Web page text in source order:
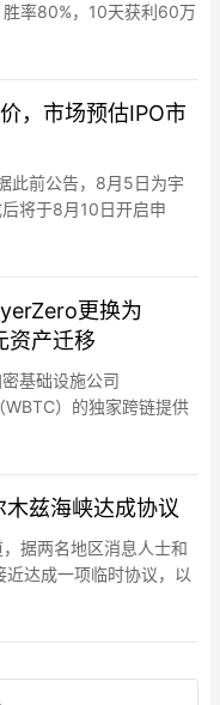
率80%，10天获利60万
10分钟前再次开启
开仓价1874.2美元，每
，市场预估IPO市
此前公告，8月5日为宇
将于8月10日开启申
截止日为8月12日。8月
（主承销商）开展网下
购股数，…更换为
资产迁移
基础设施公司
）的独家跨链提供
美元WBTC的迁移。这
链桥遭2.92亿美元攻击后
兹海峡达成协议
据两名地区消息人士和
达成一项临时协议，以
三宣布此事。这一初步
权的若干要求——这是战
的临时安排，且安排时